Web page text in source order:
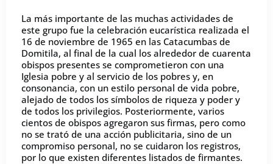
La más importante de las muchas actividades de
este grupo fue la celebración eucarística realizada el
16 de noviembre de 1965 en las Catacumbas de
Domitila, al final de la cual los alrededor de cuarenta
obispos presentes se comprometieron con una
Iglesia pobre y al servicio de los pobres y, en
consonancia, con un estilo personal de vida pobre,
alejado de todos los símbolos de riqueza y poder y
de todos los privilegios. Posteriormente, varios
cientos de obispos agregaron sus firmas, pero como
no se trató de una acción publicitaria, sino de un
compromiso personal, no se cuidaron los registros,
por lo que existen diferentes listados de firmantes.